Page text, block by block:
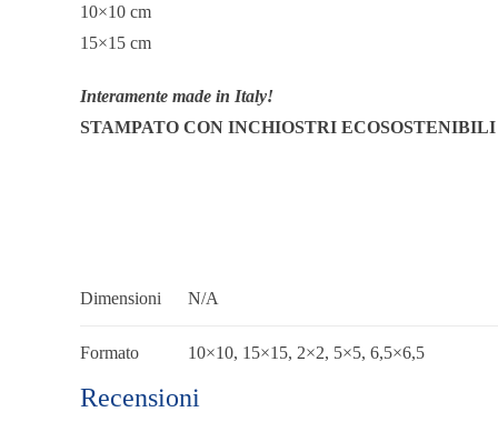
10×10 cm
15×15 cm
Interamente made in Italy!
STAMPATO CON INCHIOSTRI ECOSOSTENIBILI
Dimensioni N/A
Formato 10×10, 15×15, 2×2, 5×5, 6,5×6,5
Recensioni